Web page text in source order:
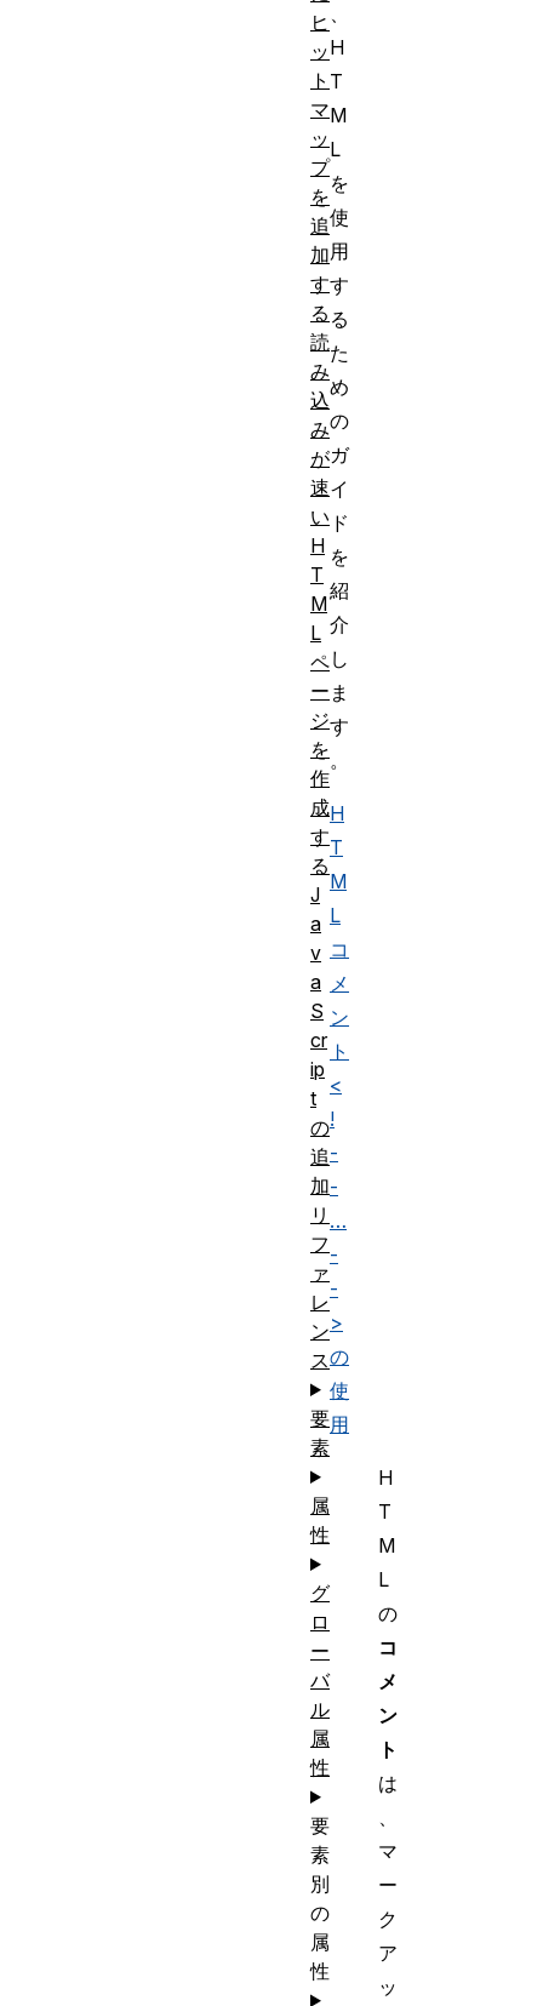
H
T
M
L
を
使
用
す
る
た
め
の
ガ
イ
ド
を
紹
介
し
ま
す
。
H
T
M
L
コ
メ
ン
ト
<
!
-
-
…
-
-
>
の
使
用
H
T
M
L
の
コ
メ
ン
ト
は
マ
ー
ク
ア
ッ
ヒ
ッ
ト
マ
ッ
プ
を
追
加
す
る
読
み
込
み
が
速
い
H
T
M
L
ペ
ー
ジ
を
作
成
す
る
J
a
v
a
S
cr
ip
t
の
追
加
リ
フ
ァ
レ
ン
ス
要
素
属
性
グ
ロ
ー
バ
ル
属
性
要
素
別
の
属
性